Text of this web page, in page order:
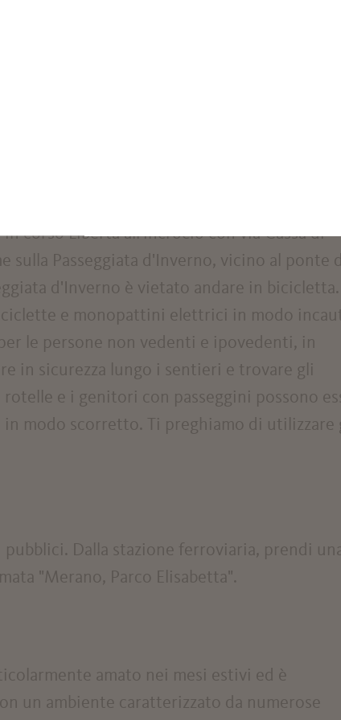
di Merano.
fronte al parco Elisabetta.
si svolge in corso della Libertà superiore
pertanto in questo periodo non è
i posti disponibili in tempo reale.
corso Libertà all'incrocio con via Cassa di
sulla Passeggiata d'Inverno, vicino al ponte
d'Inverno è vietato andare in bicicletta.
e monopattini elettrici in modo
le persone non vedenti e ipovedenti, in
in sicurezza lungo i sentieri e trovare gli
e i genitori con passeggini possono
modo scorretto. Ti preghiamo di utilizzare
Dalla stazione ferroviaria, prendi
"Merano, Parco Elisabetta".
amato nei mesi estivi ed è
un ambiente caratterizzato da numerose